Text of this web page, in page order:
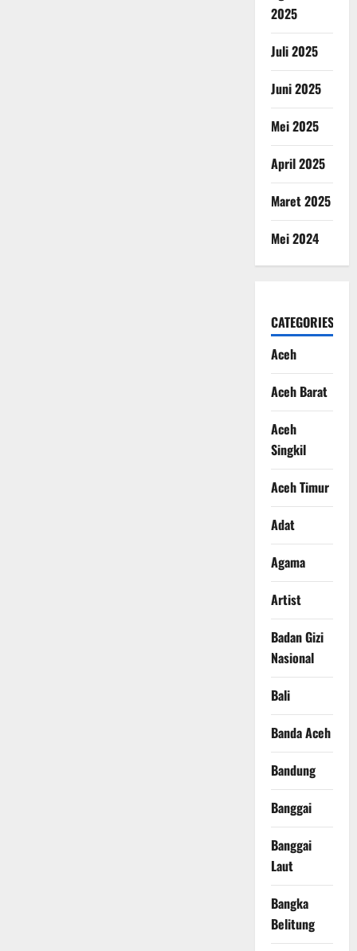
2025
Juli 2025
Juni 2025
Mei 2025
April 2025
Maret 2025
Mei 2024
CATEGORIES
Aceh
Aceh Barat
Aceh
Singkil
Aceh Timur
Adat
Agama
Artist
Badan Gizi
Nasional
Bali
Banda Aceh
Bandung
Banggai
Banggai
Laut
Bangka
Belitung